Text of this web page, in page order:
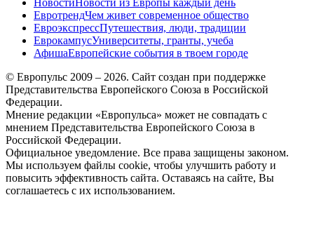
Новости Новости из Европы каждый день
ЕвротрендЧем живет современное общество
ЕвроэкспрессПутешествия, люди, традиции
ЕврокампусУниверситеты, гранты, учеба
АфишаЕвропейские события в твоем городе
© Европульс 2009 – 2026. Сайт создан при поддержке
Представительства Европейского Союза в Российской
Федерации.
Мнение редакции «Европульса» может не совпадать с
мнением Представительства Европейского Союза в
Российской Федерации.
Официальное уведомление. Все права защищены законом.
Мы используем файлы cookie, чтобы улучшить работу и
повысить эффективность сайта. Оставаясь на сайте, Вы
соглашаетесь с их использованием.